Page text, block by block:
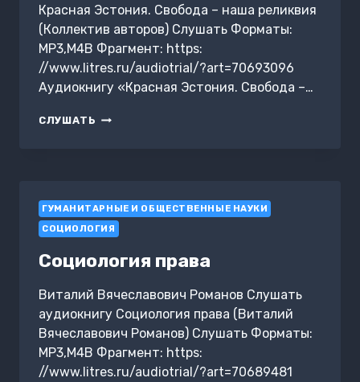
Красная Эстония. Свобода – наша реликвия
(Коллектив авторов) Слушать Форматы:
MP3,M4B Фрагмент: https:
//www.litres.ru/audiotrial/?art=70693096
Аудиокнигу «Красная Эстония. Свобода –…
СЛУШАТЬ КРАСНАЯ
ГУМАНИТАРНЫЕ И ОБЩЕСТВЕННЫЕ НАУКИ
СОЦИОЛОГИЯ
Социология права
Виталий Вячеславович Романов Слушать
аудиокнигу Социология права (Виталий
Вячеславович Романов) Слушать Форматы:
MP3,M4B Фрагмент: https:
//www.litres.ru/audiotrial/?art=70689481